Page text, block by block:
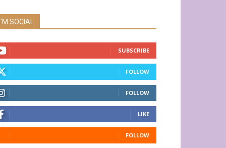
I'M SOCIAL
SUBSCRIBE
FOLLOW
FOLLOW
LIKE
FOLLOW